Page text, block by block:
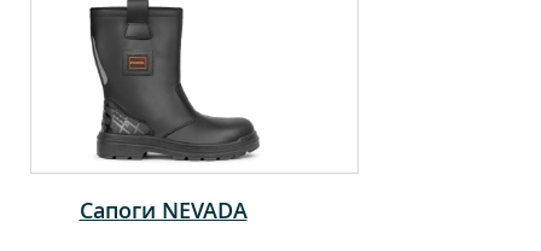
Сапоги NEVADA